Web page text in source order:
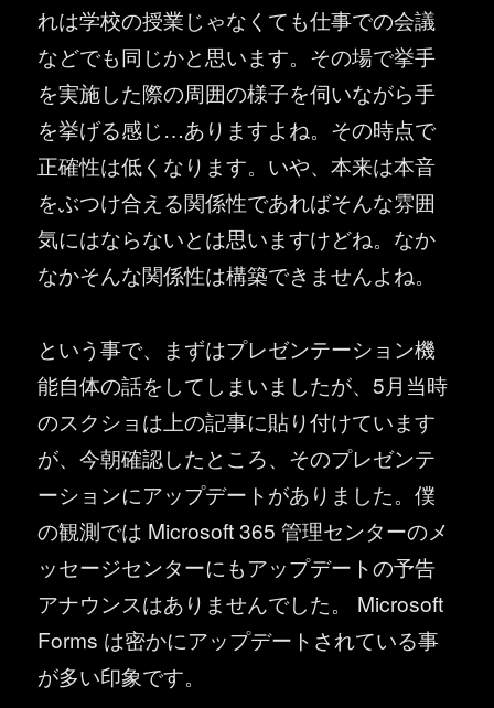
れは学校の授業じゃなくても仕事での会議
などでも同じかと思います。その場で挙手
を実施した際の周囲の様子を伺いながら手
を挙げる感じ…ありますよね。その時点で
正確性は低くなります。いや、本来は本音
をぶつけ合える関係性であればそんな雰囲
気にはならないとは思いますけどね。なか
なかそんな関係性は構築できませんよね。
という事で、まずはプレゼンテーション機
能自体の話をしてしまいましたが、5月当時
のスクショは上の記事に貼り付けています
が、今朝確認したところ、そのプレゼンテ
ーションにアップデートがありました。僕
の観測では Microsoft 365 管理センターのメ
ッセージセンターにもアップデートの予告
アナウンスはありませんでした。 Microsoft
Forms は密かにアップデートされている事
が多い印象です。